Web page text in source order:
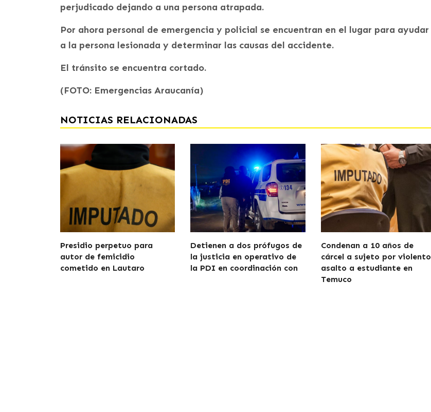
perjudicado dejando a una persona atrapada.
Por ahora personal de emergencia y policial se encuentran en el lugar para ayudar
a la persona lesionada y determinar las causas del accidente.
El tránsito se encuentra cortado.
(FOTO: Emergencias Araucanía)
NOTICIAS RELACIONADAS
Presidio perpetuo para
autor de femicidio
cometido en Lautaro
Detienen a dos prófugos de
la justicia en operativo de
la PDI en coordinación con
Condenan a 10 años de
cárcel a sujeto por violento
asalto a estudiante en
Temuco